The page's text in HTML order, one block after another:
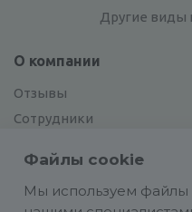
Другие виды
О компании
Отзывы
Сотрудники
Вакансии
Файлы cookie
Мы используем файлы